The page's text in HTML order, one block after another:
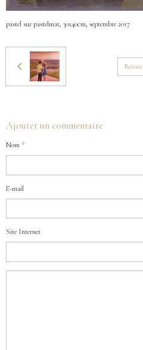
pastel sur pastelmat, 30x40cm, septembre 2017
Retour
Ajouter un commentaire
Nom
E-mail
Site Internet